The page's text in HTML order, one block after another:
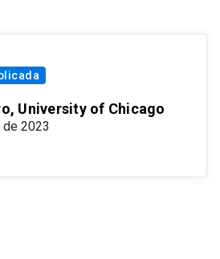
University of Chicago
2023